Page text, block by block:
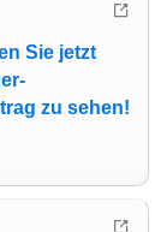
Sie jetzt
zu sehen!